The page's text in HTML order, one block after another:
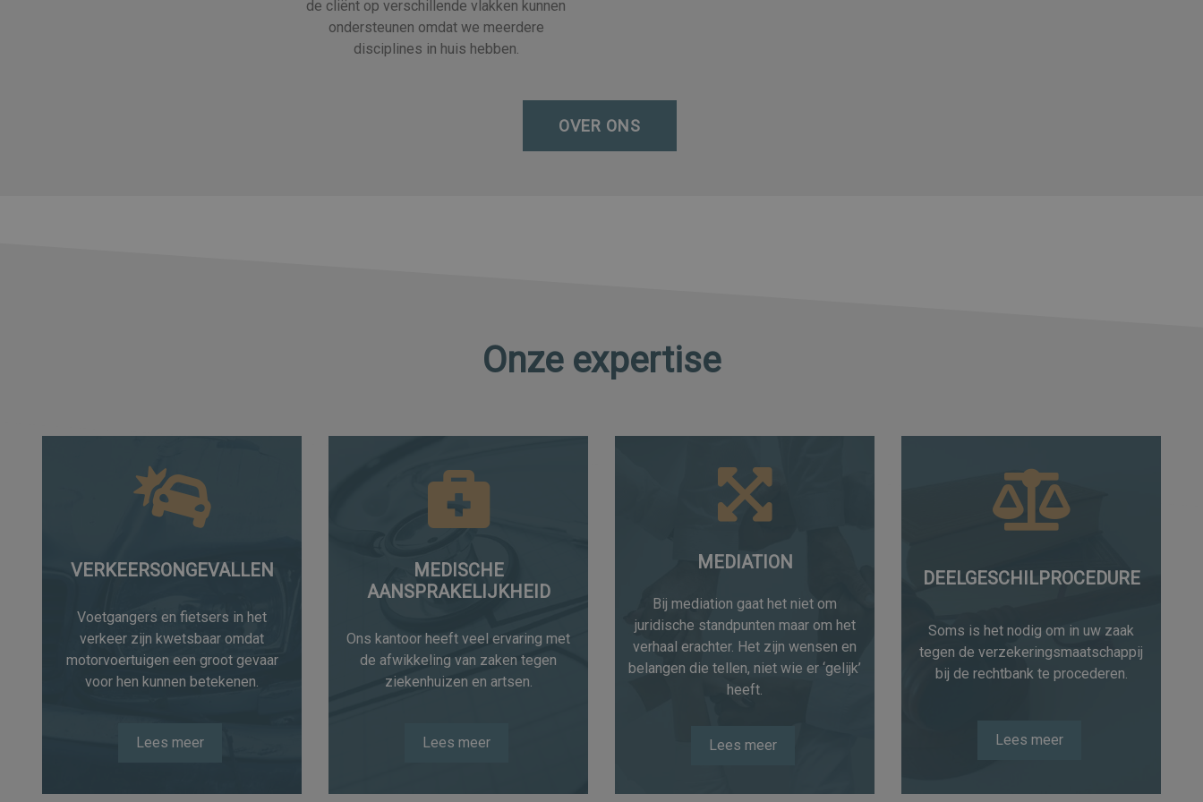
de cliënt op verschillende vlakken kunnen
ondersteunen omdat we meerdere
disciplines in huis hebben.
OVER ONS
Onze expertise
VERKEERSONGEVALLEN
Voetgangers en fietsers in het
verkeer zijn kwetsbaar omdat
motorvoertuigen een groot gevaar
voor hen kunnen betekenen.
Lees meer
MEDISCHE
AANSPRAKELIJKHEID
Ons kantoor heeft veel ervaring met
de afwikkeling van zaken tegen
ziekenhuizen en artsen.
Lees meer
MEDIATION
Bij mediation gaat het niet om
juridische standpunten maar om het
verhaal erachter. Het zijn wensen en
belangen die tellen, niet wie er ‘gelijk’
heeft.
Lees meer
DEELGESCHILPROCEDURE
Soms is het nodig om in uw zaak
tegen de verzekeringsmaatschappij
bij de rechtbank te procederen.
Lees meer